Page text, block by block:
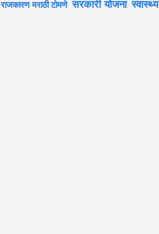
राजकारण मराठी टोमणे सरकारी योजना स्वास्थ्य